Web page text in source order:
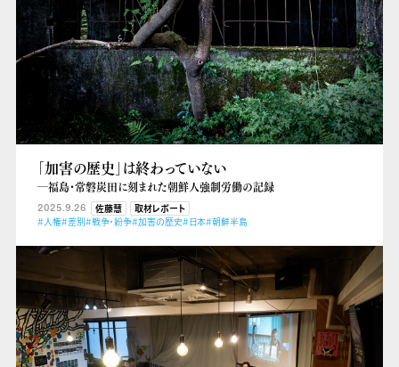
「加害の歴史」は終わっていない
―福島・常磐炭田に刻まれた朝鮮人強制労働の記録
2025.9.26 佐藤慧
取材レポート
#人権#差別#戦争・紛争#加害の歴史#日本#朝鮮半島